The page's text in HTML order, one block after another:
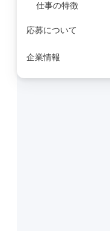
仕事の特徴
応募について
企業情報